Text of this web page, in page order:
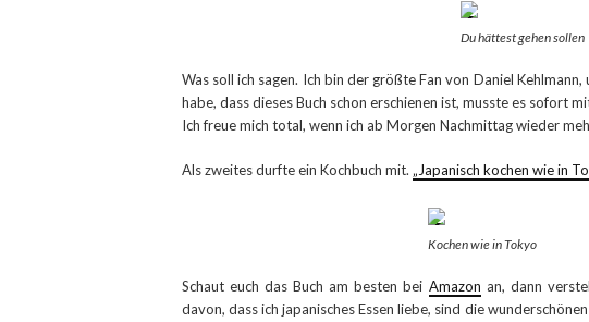
Du hättest gehen sollen
Was soll ich sagen. Ich bin der größte Fan von Daniel
habe, dass dieses Buch schon erschienen ist, musste es sofort
Ich freue mich total, wenn ich ab Morgen Nachmittag wieder
Als zweites durfte ein Kochbuch mit. „Japanisch kochen wie in
Kochen wie in Tokyo
Schaut euch das Buch am besten bei Amazon an, dann
davon, dass ich japanisches Essen liebe, sind die